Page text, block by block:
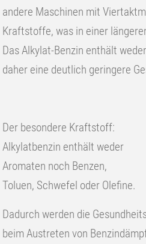
andere Maschinen mit
Kraftstoffe, was in einer
Das Alkylat-Benzin enthält
daher eine deutlich geringere
Der besondere Kraftstoff:
Alkylatbenzin enthält weder
Aromaten noch Benzen,
Toluen, Schwefel oder Olefine.
Dadurch werden die
beim Austreten von